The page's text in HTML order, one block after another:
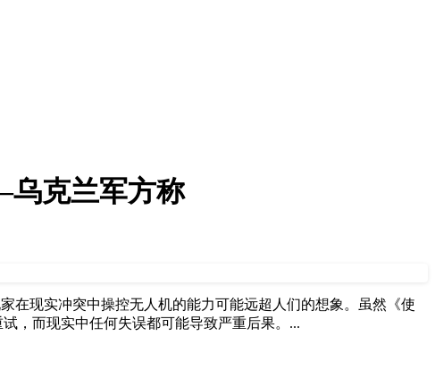
克兰军方称
在现实冲突中操控无人机的能力可能远超人们的想象。虽然《使
，而现实中任何失误都可能导致严重后果。...